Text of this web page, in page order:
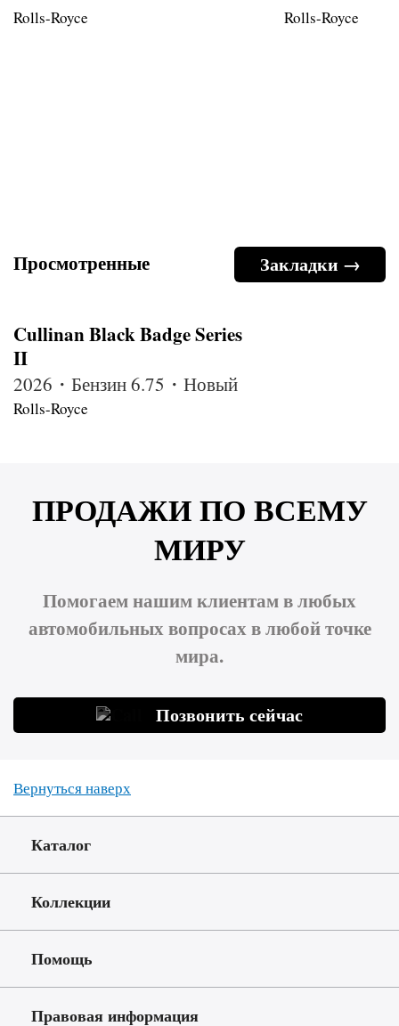
Rolls-Royce Rolls-Royce
Закладки →
Просмотренные
Cullinan Black Badge Series
II
2026・Бензин 6.75・Новый
Rolls-Royce
ПРОДАЖИ ПО ВСЕМУ
МИРУ
Помогаем нашим клиентам в любых
автомобильных вопросах в любой точке
мира.
Позвонить сейчас
Вернуться наверх
Каталог
Коллекции
Помощь
Правовая информация